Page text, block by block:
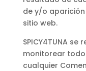
de y/o
sitio web.
SPICY4TUNA
monitorear
cualquier